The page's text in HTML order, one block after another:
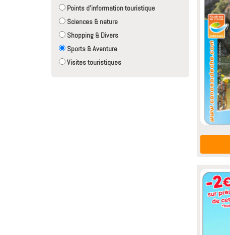
Points d'information touristique
Sciences & nature
Shopping & Divers
Sports & Aventure
Visites touristiques